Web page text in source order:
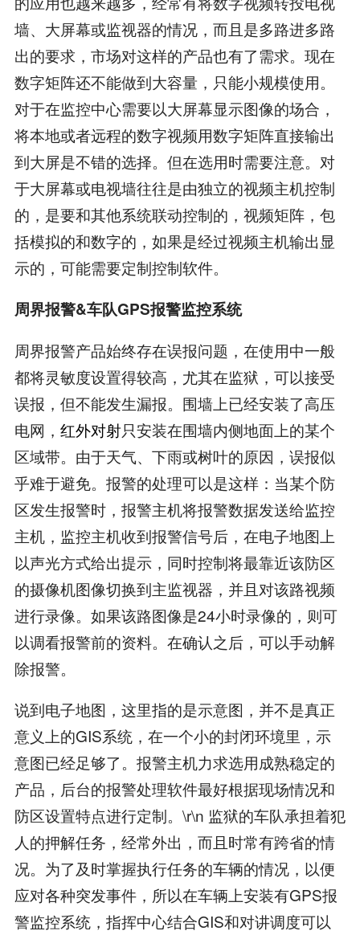
墙、大屏幕或监视器的情况，而且是多路进多路
出的要求，市场对这样的产品也有了需求。现在
数字矩阵还不能做到大容量，只能小规模使用。
对于在监控中心需要以大屏幕显示图像的场合，
将本地或者远程的数字视频用数字矩阵直接输出
到大屏是不错的选择。但在选用时需要注意。对
于大屏幕或电视墙往往是由独立的视频主机控制
的，是要和其他系统联动控制的，视频矩阵，包
括模拟的和数字的，如果是经过视频主机输出显
示的，可能需要定制控制软件。
周界报警&车队GPS报警监控系统
周界报警产品始终存在误报问题，在使用中一般
都将灵敏度设置得较高，尤其在监狱，可以接受
误报，但不能发生漏报。围墙上已经安装了高压
电网， 红外对射只安装在围墙内侧地面上的某个
区域带。由于天气、下雨或树叶的原因，误报似
乎难于避免。报警的处理可以是这样：当某个防
区发生报警时，报警主机将报警数据发送给监控
主机，监控主机收到报警信号后，在电子地图上
以声光方式给出提示，同时控制将最靠近该防区
的摄像机图像切换到主监视器，并且对该路视频
进行录像。如果该路图像是24小时录像的，则可
以调看报警前的资料。在确认之后，可以手动解
除报警。
说到电子地图，这里指的是示意图，并不是真正
意义上的GIS系统，在一个小的封闭环境里，示
意图已经足够了。报警主机力求选用成熟稳定的
产品，后台的报警处理软件最好根据现场情况和
防区设置特点进行定制。\r\n 监狱的车队承担着犯
人的押解任务，经常外出，而且时常有跨省的情
况。为了及时掌握执行任务的车辆的情况，以便
应对各种突发事件，所以在车辆上安装有GPS报
警监控系统，指挥中心结合GIS和对讲调度可以